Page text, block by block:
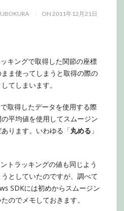
ON 2011年12月21日
キングで取得した関節の座標
ま使ってしまうと取得の際の
てしまいます。
取得したデータを使用する際
平均値を使用してスムージン
ります。いわゆる「丸める 」
トラッキングの値も同じよう
としていたのですが、調べて
SDKには初めからスムージン
のでメモしておきます。